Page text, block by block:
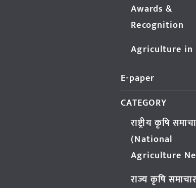
Awards &
Recognition
Agriculture in
E-paper
CATEGORY
राष्ट्रीय कृषि
(National
Agriculture
राज्य कृषि समाचार